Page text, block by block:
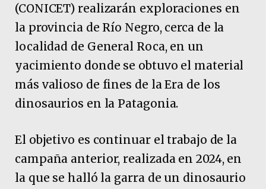
(CONICET) realizarán exploraciones en
la provincia de Río Negro, cerca de la
localidad de General Roca, en un
yacimiento donde se obtuvo el material
más valioso de fines de la Era de los
dinosaurios en la Patagonia.
El objetivo es continuar el trabajo de la
campaña anterior, realizada en 2024, en
la que se halló la garra de un dinosaurio